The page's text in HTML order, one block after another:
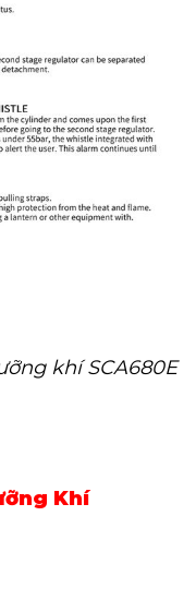
khí SCA680E
Khí